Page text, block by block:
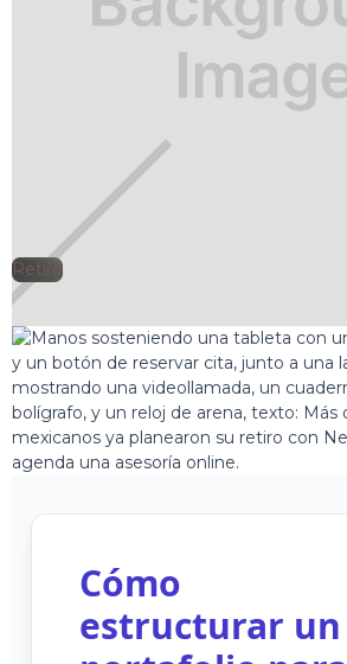
Retiro
Cómo
estructurar un